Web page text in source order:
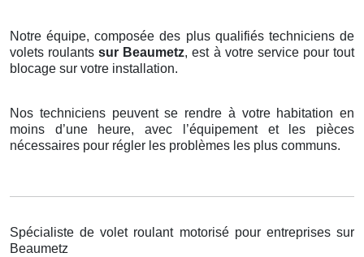
Notre équipe, composée des plus qualifiés techniciens de
volets roulantssur Beaumetz, est à votre service pour tout
blocage sur votre installation.
Nos techniciens peuvent se rendre à votre habitation en
moins d’une heure, avec l’équipement et les pièces
nécessaires pour régler les problèmes les plus communs.
Spécialiste de volet roulant motorisé pour entreprises sur
Beaumetz